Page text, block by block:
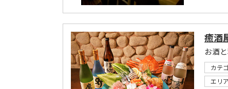
癒酒
お酒
カテ
エリ